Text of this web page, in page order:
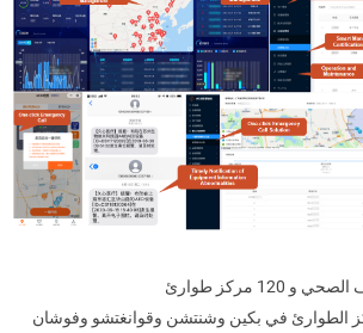
مركز طوارئ
أكثر من 20 مراكز الطوارئ في بكين وشنتشن وقوانغتشو وفوشان